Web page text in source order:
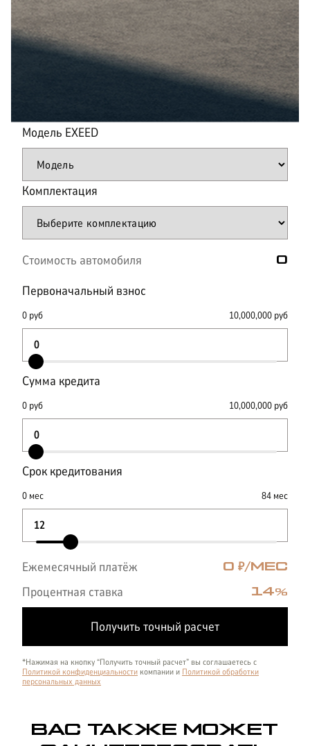
Отправить
Нажимая кнопку “Отправить”, я соглашаюсь на
персональных данных
Модель EXEED
Комплектация
Стоимость автомобиля 0
Первоначальный взнос
0 руб 10,000,000 руб
Сумма кредита
0 руб 10,000,000 руб
Срок кредитования
0 мес 84 мес
Ежемесячный платёж 0 ₽/МЕС
Процентная ставка 14%
Получить точный расчет
*Нажимая на кнопку “Получить точный расчет” вы соглашаетесь с
Политикой конфиденциальности компании и Политикой обработки
персональных данных
ВАС ТАКЖЕ МОЖЕТ